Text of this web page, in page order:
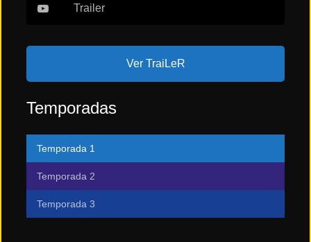
Trailer
Ver TraiLeR
Temporadas
Temporada 1
Temporada 2
Temporada 3